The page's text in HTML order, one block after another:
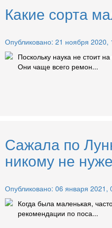
Какие сорта
Опубликовано: 21 ноября 2020,
Поскольку наука не стоит
Они чаще всего ремон...
Сажала по
никому не
Опубликовано: 06 января 2021,
Когда была маленькая,
рекомендации по поса...